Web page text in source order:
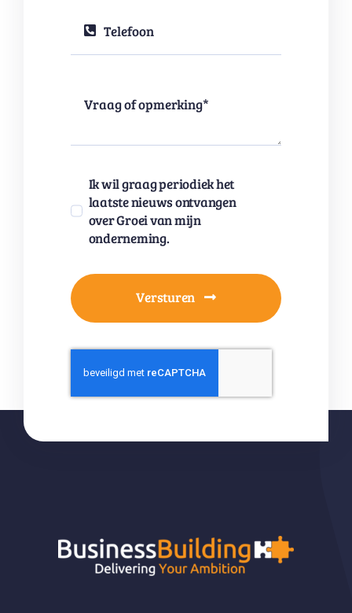
Ik wil graag periodiek het
laatste nieuws ontvangen
over Groei van mijn
onderneming.
Versturen